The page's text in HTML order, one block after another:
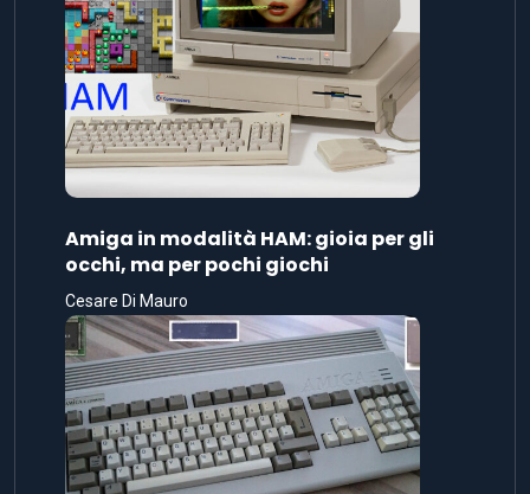
Amiga in modalità HAM: gioia per gli
occhi, ma per pochi giochi
Cesare Di Mauro